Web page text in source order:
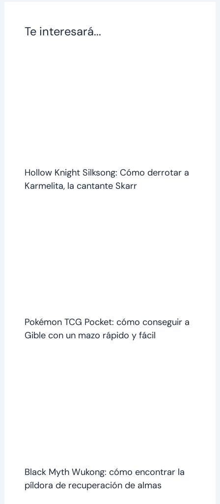
Te interesará...
Hollow Knight Silksong: Cómo derrotar a
Karmelita, la cantante Skarr
Pokémon TCG Pocket: cómo conseguir a
Gible con un mazo rápido y fácil
Black Myth Wukong: cómo encontrar la
píldora de recuperación de almas